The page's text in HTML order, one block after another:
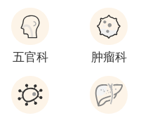
五官科 肿瘤科